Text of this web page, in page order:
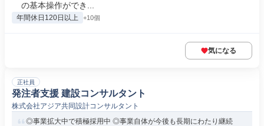
の基本操作ができ...
年間休日120日以上 +10個
気になる
正社員
発注者支援 建設コンサルタント
株式会社アジア共同設計コンサルタント
◎事業拡大中で積極採用中 ◎事業自体が今後も長期にわたり継続